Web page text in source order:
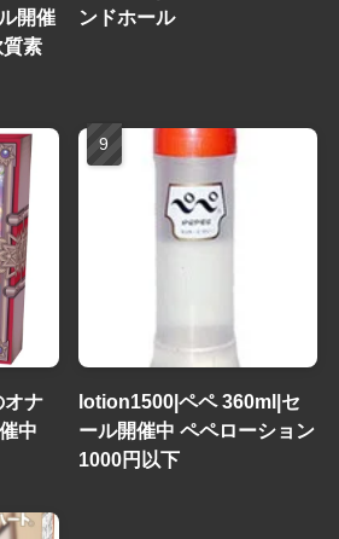
開催
素
ンドホール
オナ
中
lotion1500|ペペ 360ml|セ
ール開催中 ペペローション
1000円以下